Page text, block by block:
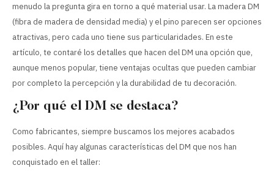
menudo la pregunta gira en torno a qué material usar. La madera DM
(fibra de madera de densidad media) y el pino parecen ser opciones
atractivas, pero cada uno tiene sus particularidades. En este
artículo, te contaré los detalles que hacen del DM una opción que,
aunque menos popular, tiene ventajas ocultas que pueden cambiar
por completo la percepción y la durabilidad de tu decoración.
¿Por qué el DM se destaca?
Como fabricantes, siempre buscamos los mejores acabados
posibles. Aquí hay algunas características del DM que nos han
conquistado en el taller: